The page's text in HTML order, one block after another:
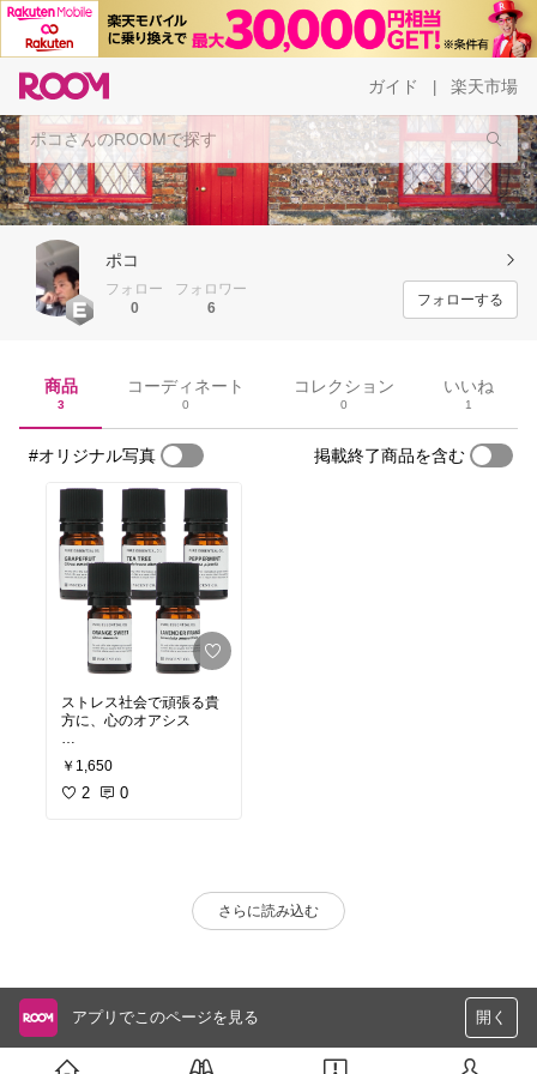
ガイド 楽天市場
ポコ
フォロー
0
フォロワー
6
フォローする
商品
3
コーディネート
0
コレクション
0
いいね
1
#オリジナル写真 掲載終了商品を含む
ストレス社会で頑張る貴
方に、心のオアシス︎
5本選べるので、自分に
合うアロマを探しやすい
よ
￥1,650
2 0
さらに読み込む
アプリでこのページを見る 開く